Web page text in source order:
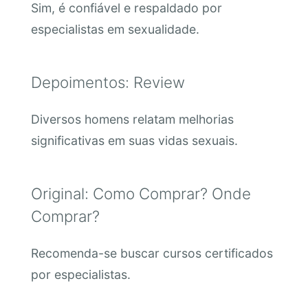
Sim, é confiável e respaldado por
especialistas em sexualidade.
Depoimentos: Review
Diversos homens relatam melhorias
significativas em suas vidas sexuais.
Original: Como Comprar? Onde
Comprar?
Recomenda-se buscar cursos certificados
por especialistas.